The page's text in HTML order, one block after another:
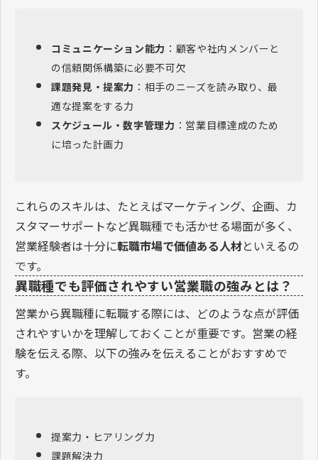
コミュニケーション能力 ：顧客や社内メンバーと
の信頼関係構築に必要不可欠
課題発見・提案力 ：相手のニーズを読み取り、最
適な提案をする力
スケジュール・数字管理力 ：営業目標達成のため
に培った計画力
これらのスキルは、たとえばマーケティング、企画、カ
スタマーサポートなど異職種でも活かせる場面が多く、
営業経験者は十分に転職市場で価値ある人材といえるの
です。
異職種でも評価されやすい営業職の強みとは？
営業から異職種に転職する際には、どのような点が評価
されやすいかを理解しておくことが重要です。営業の経
験を伝える際、以下の強みを伝えることがおすすめで
す。
提案力・ヒアリング力
課題解決力